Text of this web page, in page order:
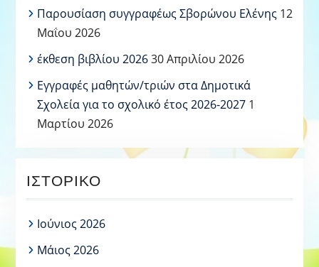
Παρουσίαση συγγραφέως Σβορώνου Ελένης 12
Μαΐου 2026
έκθεση βιβλίου 202630 Απριλίου 2026
Εγγραφές μαθητών/τριών στα Δημοτικά
Σχολεία για το σχολικό έτος 2026-2027 1
Μαρτίου 2026
ΙΣΤΟΡΙΚΌ
Ιούνιος 2026
Μάιος 2026